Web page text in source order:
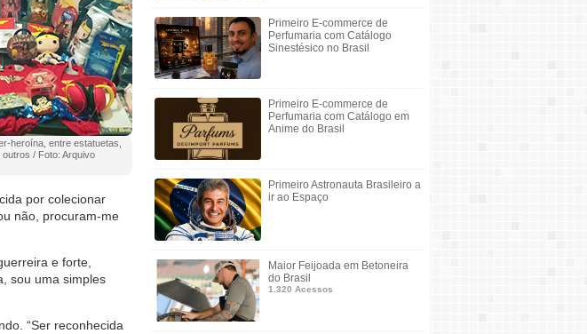
heroína, entre estatuetas,
/ Foto: Arquivo
por colecionar
não, procuram-me
e forte,
sou uma simples
“Ser reconhecida
Primeiro E-commerce de
Perfumaria com Catálogo
Sinestésico no Brasil
Primeiro E-commerce de
Perfumaria com Catálogo em
Anime do Brasil
Primeiro Astronauta Brasileiro a
ir ao Espaço
Maior Feijoada em Betoneira
do Brasil
1.320 Acessos